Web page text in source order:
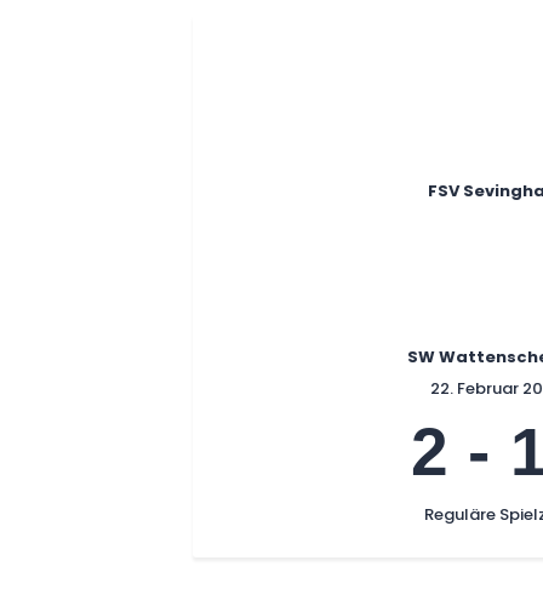
FSV
SW
22. Februar
2 -
Reguläre